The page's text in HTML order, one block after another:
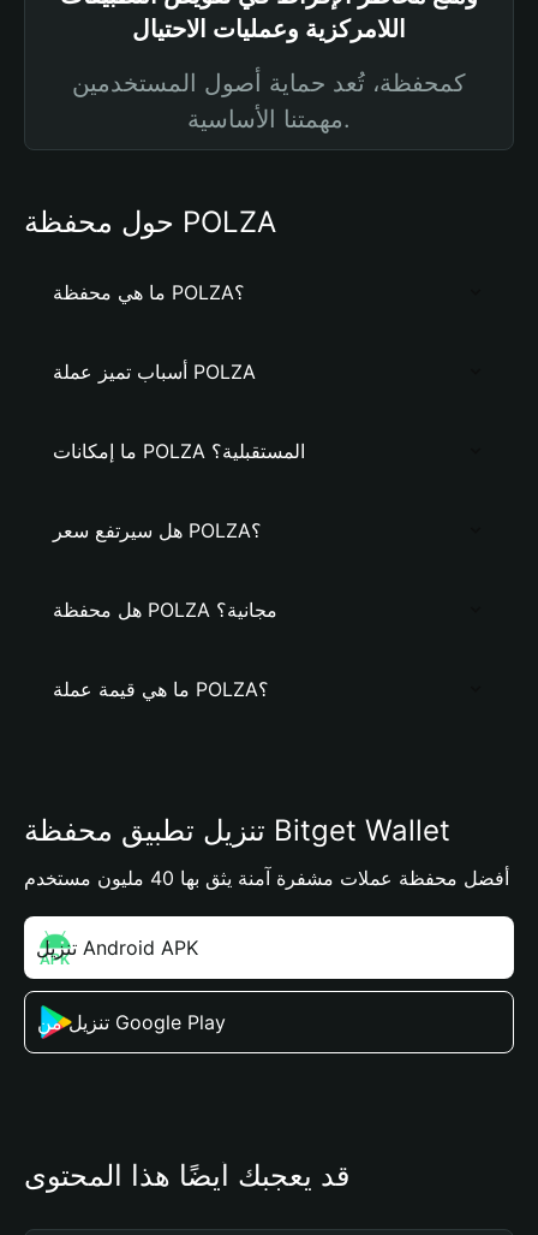
اللامركزية وعمليات الاحتيال
كمحفظة، تُعد حماية أصول المستخدمين
مهمتنا الأساسية.
حول محفظة POLZA
ما هي محفظة POLZA؟
أسباب تميز عملة POLZA
ما إمكانات POLZA المستقبلية؟
هل سيرتفع سعر POLZA؟
هل محفظة POLZA مجانية؟
ما هي قيمة عملة POLZA؟
تنزيل تطبيق محفظة Bitget Wallet
أفضل محفظة عملات مشفرة آمنة يثق بها 40 مليون مستخدم
تنزيل Android APK
تنزيل من Google Play
قد يعجبك أيضًا هذا المحتوى